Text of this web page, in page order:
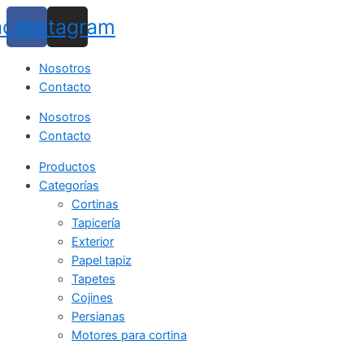
Ir
al
contenido
Instagram
Nosotros
Contacto
Nosotros
Contacto
Productos
Categorías
Cortinas
Tapicería
Exterior
Papel tapiz
Tapetes
Cojines
Persianas
Motores para cortina